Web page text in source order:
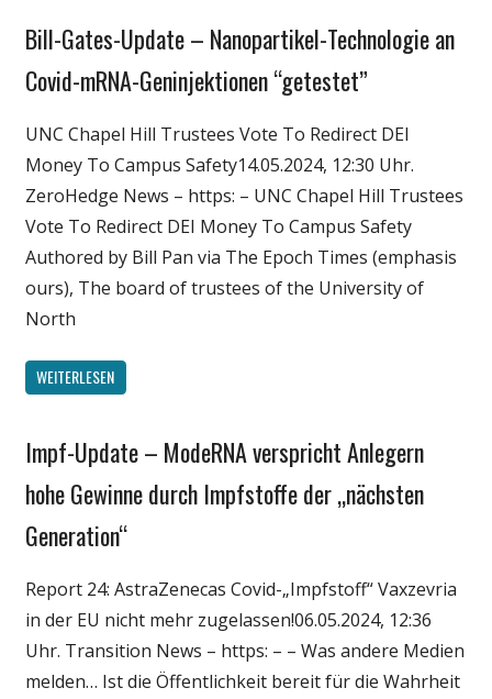
Gesellschaft
Wirtschaft
Wissenschaft
Bill-Gates-Update – Nanopartikel-Technologie an
Covid-mRNA-Geninjektionen “getestet”
UNC Chapel Hill Trustees Vote To Redirect DEI
Money To Campus Safety14.05.2024, 12:30 Uhr.
ZeroHedge News – https: – UNC Chapel Hill Trustees
Vote To Redirect DEI Money To Campus Safety
Authored by Bill Pan via The Epoch Times (emphasis
ours), The board of trustees of the University of
North
WEITERLESEN
Gesellschaft
Medien
Wirtschaft
Wissenschaft
Impf-Update – ModeRNA verspricht Anlegern
hohe Gewinne durch Impfstoffe der „nächsten
Generation“
Report 24: AstraZenecas Covid-„Impfstoff“ Vaxzevria
in der EU nicht mehr zugelassen!06.05.2024, 12:36
Uhr. Transition News – https: – – Was andere Medien
melden… Ist die Öffentlichkeit bereit für die Wahrheit